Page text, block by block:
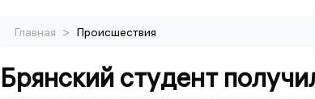
Главная > Происшествия
Брянский студент